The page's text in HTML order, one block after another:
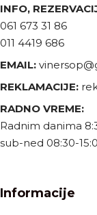
INFO,
061 673 31 86
011 4419 686
EMAIL:
REKLAMACIJE:
RADNO VREME:
Radnim danima
sub-ned 08:30-
Informacije